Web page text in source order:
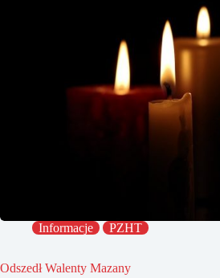
Informacje PZHT
Odszedł Walenty Mazany